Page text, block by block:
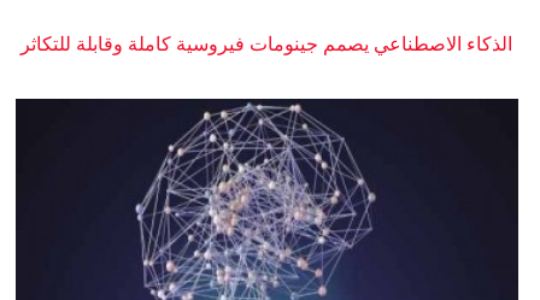
الذكاء الاصطناعي يصمم جينومات فيروسية كاملة وقابلة للتكاثر